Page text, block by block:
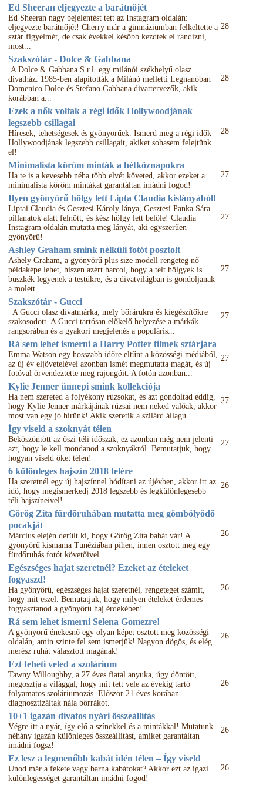
Ed Sheeran eljegyezte a barátnőjét
Ed Sheeran nagy bejelentést tett az Instagram oldalán:
eljegyezte barátnőjét! Cherry már a gimnáziumban felkeltette a
sztár figyelmét, de csak évekkel később kezdtek el randizni,
most...
28
Szakszótár - Dolce & Gabbana
A Dolce & Gabbana S.r.l. egy milánói székhelyű olasz
divatház. 1985-ben alapították a Milánó melletti Legnanóban
Domenico Dolce és Stefano Gabbana divattervezők, akik
korábban a...
28
Ezek a nők voltak a régi idők Hollywoodjának
legszebb csillagai
Híresek, tehetségesek és gyönyörűek. Ismerd meg a régi idők
Hollywoodjának legszebb csillagait, akiket sohasem felejtünk
el!
28
Minimalista köröm minták a hétköznapokra
Ha te is a kevesebb néha több elvét követed, akkor ezeket a
minimalista köröm mintákat garantáltan imádni fogod!
27
Ilyen gyönyörű hölgy lett Lipta Claudia kislányából!
Liptai Claudia és Gesztesi Károly lánya, Gesztesi Panka Sára
pillanatok alatt felnőtt, és kész hölgy lett belőle! Claudia
Instagram oldalán mutatta meg lányát, aki egyszerűen
gyönyörű!
27
Ashley Graham smink nélküli fotót posztolt
Ashely Graham, a gyönyörű plus size modell rengeteg nő
példaképe lehet, hiszen azért harcol, hogy a telt hölgyek is
büszkék legyenek a testükre, és a divatvilágban is gondoljanak
a molett...
27
Szakszótár - Gucci
A Gucci olasz divatmárka, mely bőrárukra és kiegészítőkre
szakosodott. A Gucci tartósan előkelő helyezése a márkák
rangsorában és a gyakori megjelenés a populáris...
27
Rá sem lehet ismerni a Harry Potter filmek sztárjára
Emma Watson egy hosszabb időre eltűnt a közösségi médiából,
az új év eljövetelével azonban ismét megmutatta magát, és új
fotóval örvendeztette meg rajongóit. A fotón azonban...
27
Kylie Jenner ünnepi smink kollekciója
Ha nem szereted a folyékony rúzsokat, és azt gondoltad eddig,
hogy Kylie Jenner márkájának rúzsai nem neked valóak, akkor
most van egy jó hírünk! Akik szeretik a szilárd állagú...
27
Így viseld a szoknyát télen
Beköszöntött az őszi-téli időszak, ez azonban még nem jelenti
azt, hogy le kell mondanod a szoknyákról. Bemutatjuk, hogy
hogyan viseld őket télen!
27
6 különleges hajszín 2018 telére
Ha szeretnél egy új hajszínnel hódítani az újévben, akkor itt az
idő, hogy megismerkedj 2018 legszebb és legkülönlegesebb
téli hajszíneivel!
26
Görög Zita fürdőruhában mutatta meg gömbölyödő
pocakját
Március elején derült ki, hogy Görög Zita babát vár! A
gyönyörű kismama Tunéziában pihen, innen osztott meg egy
fürdőruhás fotót követőivel.
26
Egészséges hajat szeretnél? Ezeket az ételeket
fogyaszd!
Ha gyönyörű, egészséges hajat szeretnél, rengeteget számít,
hogy mit eszel. Bemutatjuk, hogy milyen ételeket érdemes
fogyasztanod a gyönyörű haj érdekében!
26
Rá sem lehet ismerni Selena Gomezre!
A gyönyörű énekesnő egy olyan képet osztott meg közösségi
oldalán, amin szinte fel sem ismerjük! Nagyon dögös, és elég
merész ruhát választott magának!
26
Ezt teheti veled a szolárium
Tawny Willoughby, a 27 éves fiatal anyuka, úgy döntött,
megosztja a világgal, hogy mit tett vele az évekig tartó
folyamatos szoláriumozás. Először 21 éves korában
diagnosztizáltak nála bőrrákot.
26
10+1 igazán divatos nyári összeállítás
Végre itt a nyár, így elő a színekkel és a mintákkal! Mutatunk
néhány igazán különleges összeállítást, amiket garantáltan
imádni fogsz!
26
Ez lesz a legmenőbb kabát idén télen – Így viseld
Unod már a fekete vagy barna kabátokat? Akkor ezt az igazi
különlegességet garantáltan imádni fogod!
26